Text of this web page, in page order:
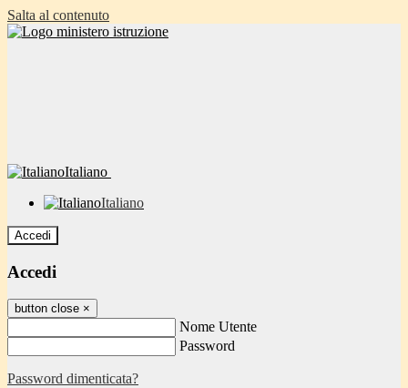
Salta al contenuto
Italiano
Italiano
Accedi
Accedi
button close ×
Nome Utente
Password
Password dimenticata?